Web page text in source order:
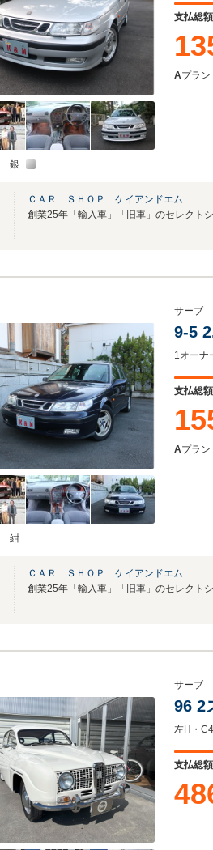
銀
支払総額
Aプラン
ＣＡＲ ＳＨＯＰ ケイアンドエム
紺
サーブ
9-5
1オーナ
支払総額
Aプラン
ＣＡＲ ＳＨＯＰ ケイアンドエム
サーブ
96 2
左H・
支払総額